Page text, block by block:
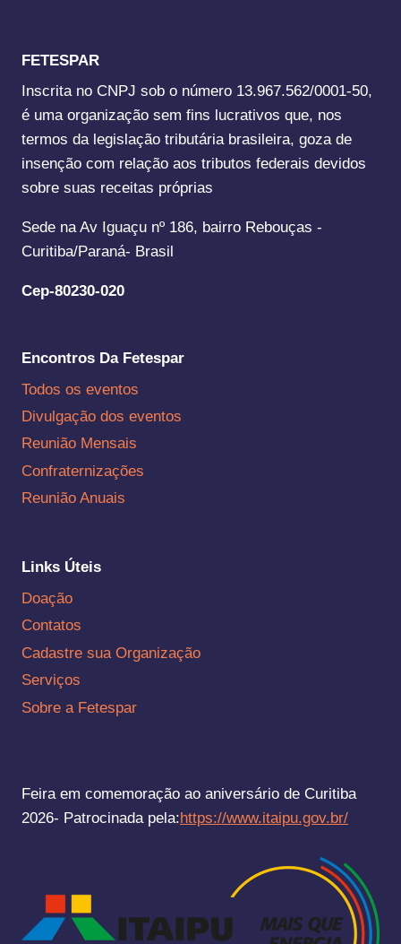
FETESPAR
Inscrita no CNPJ sob o número 13.967.562/0001-50,
é uma organização sem fins lucrativos que, nos
termos da legislação tributária brasileira, goza de
insenção com relação aos tributos federais devidos
sobre suas receitas próprias
Sede na Av Iguaçu nº 186, bairro Rebouças -
Curitiba/Paraná- Brasil
Cep-80230-020
Encontros Da Fetespar
Todos os eventos
Divulgação dos eventos
Reunião Mensais
Confraternizações
Reunião Anuais
Links Úteis
Doação
Contatos
Cadastre sua Organização
Serviços
Sobre a Fetespar
Feira em comemoração ao aniversário de Curitiba
2026- Patrocinada pela:https://www.itaipu.gov.br/